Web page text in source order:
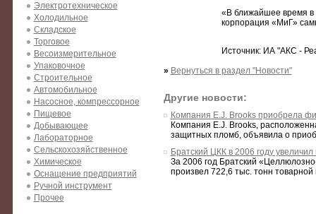
Электротехническое
Холодильное
Складское
Торговое
Весоизмерительное
Упаковочное
Строительное
Автомобильное
Насосное, компрессорное
Пищевое
Добывающее
Лабораторное
Сельскохозяйственное
Химическое
Оснащение предприятий
Ручной инструмент
Прочее
«В ближайшее время в
корпорация «МиГ»
Источник: ИА "АКС -
» Вернуться в раздел "Новости"
Другие новости:
Компания E.J. Brooks приобрела
Компания E.J. Brooks,
защитных пломб, объявила о
Братский ЦКК в 2006 году
За 2006 год Братский
произвел 722,6 тыс. тонн товарной